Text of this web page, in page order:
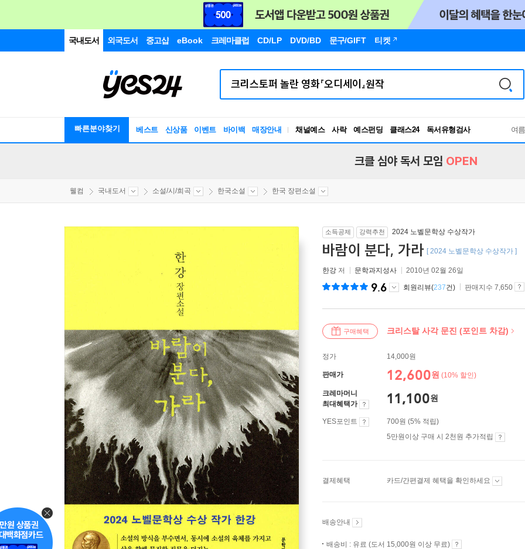
국내도서 외국도서 중고샵 eBook 크레마클럽 CD/LP DVD/BD 문구/GIFT 티켓
빠른분야찾기 베스트 신상품 이벤트 바이백 매장안내 채널예스 사락 예스펀딩 클래스24
RBTI Lab
독서유형검사
여
크클 심야 독서 모임 OPEN
웰컴 국내도서 소설/시/희곡 한국소설 한국 장편소설
소득공제 강력추천 2024 노벨문학상 수상작가
바람이 분다, 가라 [ 2024 노벨문학상 수상작가 ]
한강 저 문학과지성사 2010년 02월 26일
9.6 회원리뷰(237건) 판매지수 7,650
구매혜택 크리스탈 사각 문진 (포인트 차감)
정가 14,000원
판매가 12,600원 (10% 할인)
크레마머니
최대혜택가
11,100원
YES포인트
700원 (5% 적립)
5만원이상 구매 시 2천원 추가적립
결제혜택 카드/간편결제 혜택을 확인하세요
배송안내
배송비 : 유료 (도서 15,000원 이상 무료)